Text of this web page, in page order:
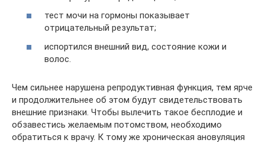
тест мочи на гормоны показывает
отрицательный результат;
испортился внешний вид, состояние кожи и
волос.
Чем сильнее нарушена репродуктивная функция, тем ярче
и продолжительнее об этом будут свидетельствовать
внешние признаки. Чтобы вылечить такое бесплодие и
обзавестись желаемым потомством, необходимо
обратиться к врачу. К тому же хроническая ановуляция